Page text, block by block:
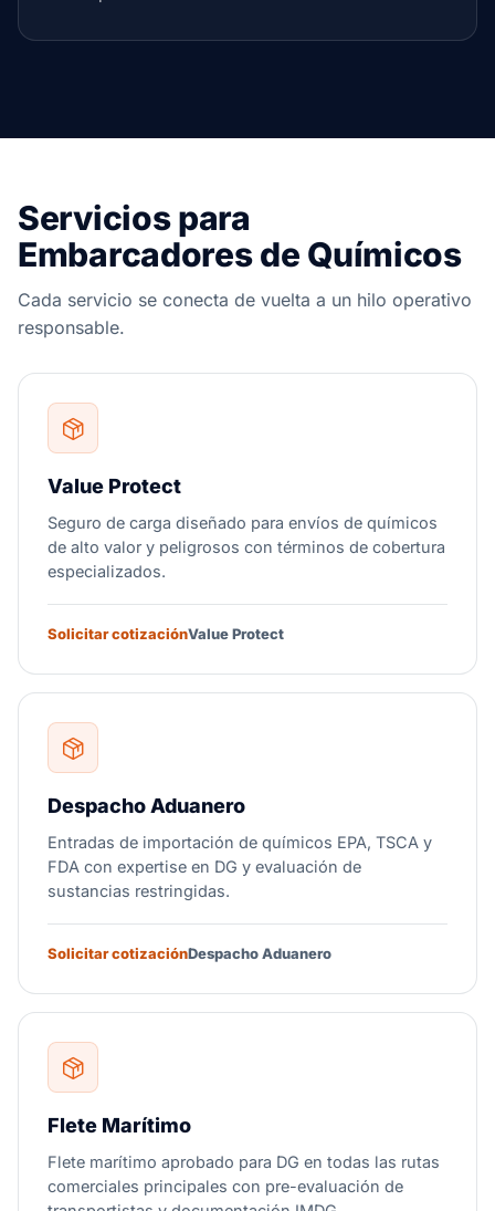
Servicios para
Embarcadores de Químicos
Cada servicio se conecta de vuelta a un hilo operativo
responsable.
Value Protect
Seguro de carga diseñado para envíos de químicos
de alto valor y peligrosos con términos de cobertura
especializados.
Solicitar cotizaciónValue Protect
Despacho Aduanero
Entradas de importación de químicos EPA, TSCA y
FDA con expertise en DG y evaluación de
sustancias restringidas.
Solicitar cotizaciónDespacho Aduanero
Flete Marítimo
Flete marítimo aprobado para DG en todas las rutas
comerciales principales con pre-evaluación de